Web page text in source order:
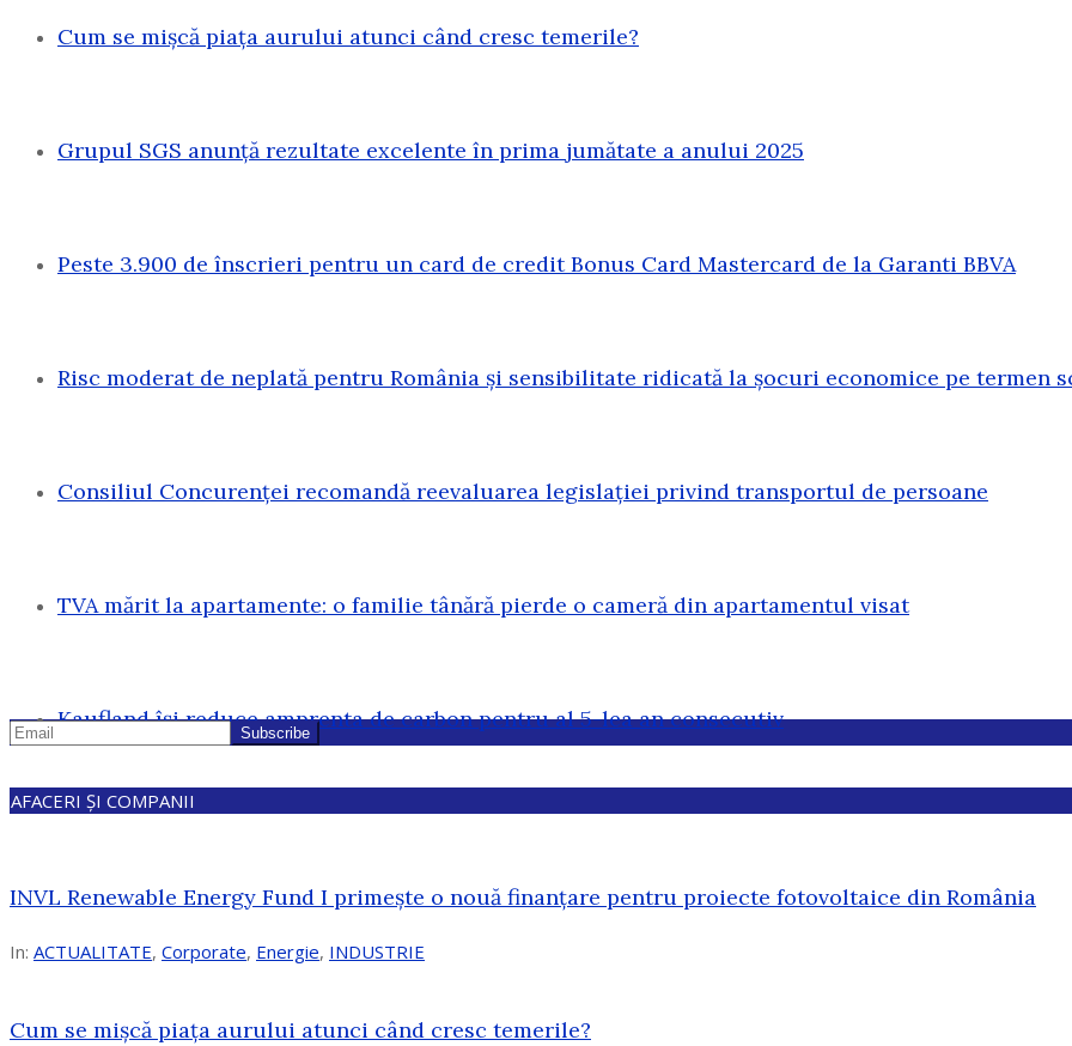
Cum se mișcă piața aurului atunci când cresc temerile?
Grupul SGS anunță rezultate excelente în prima jumătate a anului 2025
Peste 3.900 de înscrieri pentru un card de credit Bonus Card Mastercard de la Garanti BBVA
Risc moderat de neplată pentru România și sensibilitate ridicată la șocuri economice pe termen
Consiliul Concurenței recomandă reevaluarea legislației privind transportul de persoane
TVA mărit la apartamente: o familie tânără pierde o cameră din apartamentul visat
Kaufland își reduce amprenta de carbon pentru al 5-lea an consecutiv
AFACERI ȘI COMPANII
INVL Renewable Energy Fund I primește o nouă finanțare pentru proiecte fotovoltaice din România
In: ACTUALITATE, Corporate, Energie, INDUSTRIE
Cum se mișcă piața aurului atunci când cresc temerile?